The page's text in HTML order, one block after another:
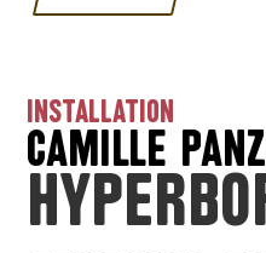
INSTALLATION
CAMILLE